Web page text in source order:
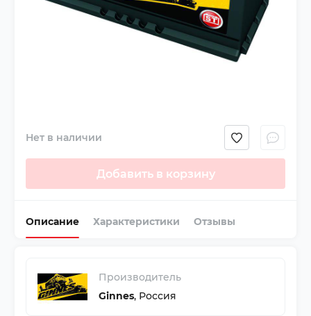
Нет в наличии
Добавить в корзину
Описание Характеристики Отзывы
Производитель
Ginnes, Россия